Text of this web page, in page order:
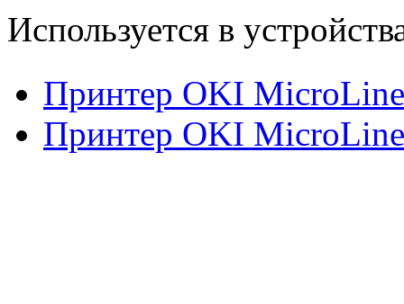
Используется в
Принтер OKI
Принтер OKI